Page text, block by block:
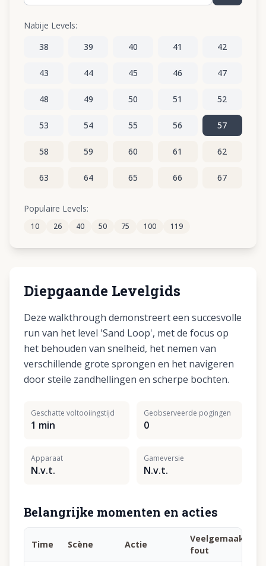
Nabije Levels:
38
39 40 41 42
43 44 45 46 47
48 49 50 51 52
53 54 55 56 57
58 59 60 61 62
63 64 65 66 67
68
73 74 75 76
Populaire Levels:
10 26 40 50 75 100 119
Diepgaande Levelgids
Deze walkthrough demonstreert een succesvolle
run van het level 'Sand Loop', met de focus op
het behouden van snelheid, het nemen van
verschillende grote sprongen en het navigeren
door steile zandhellingen en scherpe bochten.
Geschatte voltooiingstijd
1 min
Geobserveerde pogingen
0
Apparaat
N.v.t.
Gameversie
N.v.t.
Belangrijke momenten en acties
Time Scène Actie
Veelgemaakte
fout